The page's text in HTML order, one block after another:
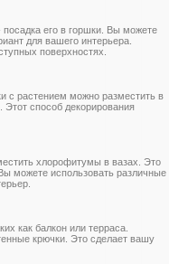
его в горшки. Вы можете
для вашего интерьера.
поверхностях.
с растением можно разместить в
способ декорирования
хлорофитумы в вазах. Это
можете использовать различные
как балкон или терраса.
крючки. Это сделает вашу